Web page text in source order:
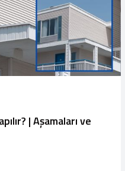
| Aşamaları ve